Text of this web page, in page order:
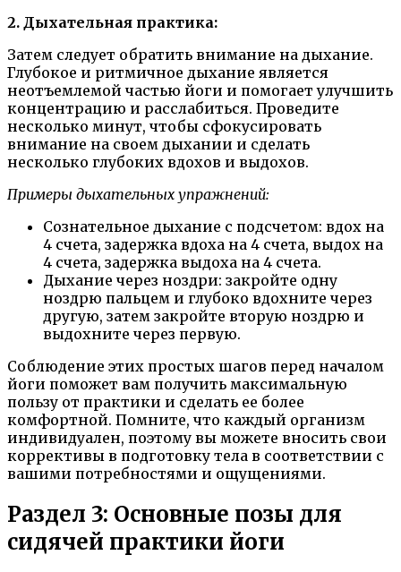
2. Дыхательная практика:
Затем следует обратить внимание на дыхание.
Глубокое и ритмичное дыхание является
неотъемлемой частью йоги и помогает улучшить
концентрацию и расслабиться. Проведите
несколько минут, чтобы сфокусировать
внимание на своем дыхании и сделать
несколько глубоких вдохов и выдохов.
Примеры дыхательных упражнений:
Сознательное дыхание с подсчетом: вдох на
4 счета, задержка вдоха на 4 счета, выдох на
4 счета, задержка выдоха на 4 счета.
Дыхание через ноздри: закройте одну
ноздрю пальцем и глубоко вдохните через
другую, затем закройте вторую ноздрю и
выдохните через первую.
Соблюдение этих простых шагов перед началом
йоги поможет вам получить максимальную
пользу от практики и сделать ее более
комфортной. Помните, что каждый организм
индивидуален, поэтому вы можете вносить свои
коррективы в подготовку тела в соответствии с
вашими потребностями и ощущениями.
Раздел 3: Основные позы для
сидячей практики йоги